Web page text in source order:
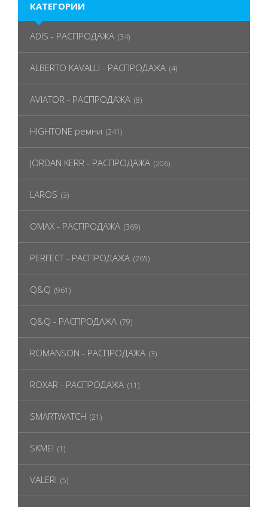
КАТЕГОРИИ
ADIS - РАСПРОДАЖА (34)
ALBERTO KAVALLI - РАСПРОДАЖА (4)
AVIATOR - РАСПРОДАЖА (8)
HIGHTONE ремни (241)
JORDAN KERR - РАСПРОДАЖА (206)
LAROS (3)
OMAX - РАСПРОДАЖА (369)
PERFECT - РАСПРОДАЖА (265)
Q&Q (961)
Q&Q - РАСПРОДАЖА (79)
ROMANSON - РАСПРОДАЖА (3)
ROXAR - РАСПРОДАЖА (11)
SMARTWATCH (21)
SKMEI (1)
VALERI (5)